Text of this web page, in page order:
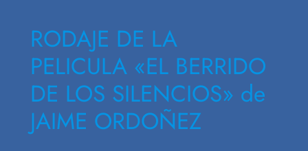
RODAJE DE LA
PELICULA «EL BERRIDO
DE LOS SILENCIOS» de
JAIME ORDOÑEZ